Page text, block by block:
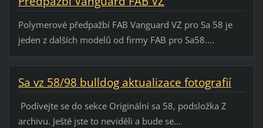
Polymerové předpažbí FAB Vanguard VZ pro Sa 58 je
jeden z dalších modelů od firmy FAB pro Sa58....
Sa vz 58/98 bulldog aktualizace fotografií
Podívejte se do sekce Originální sa 58, podsložka Z
archivu. Ještě jste to neviděli a bude se...